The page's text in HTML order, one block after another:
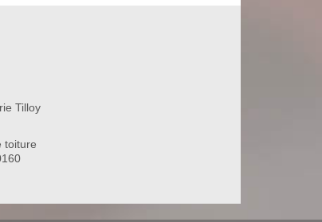
Tilloy
toiture